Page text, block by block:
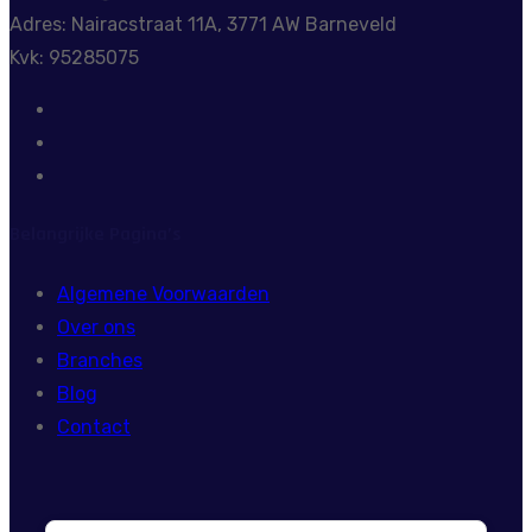
Adres: Nairacstraat 11A, 3771 AW Barneveld
Kvk: 95285075
Algemene Voorwaarden
Over ons
Branches
Blog
Contact